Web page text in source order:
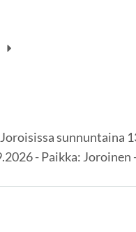
sunnuntaina
- Paikka: Joroinen